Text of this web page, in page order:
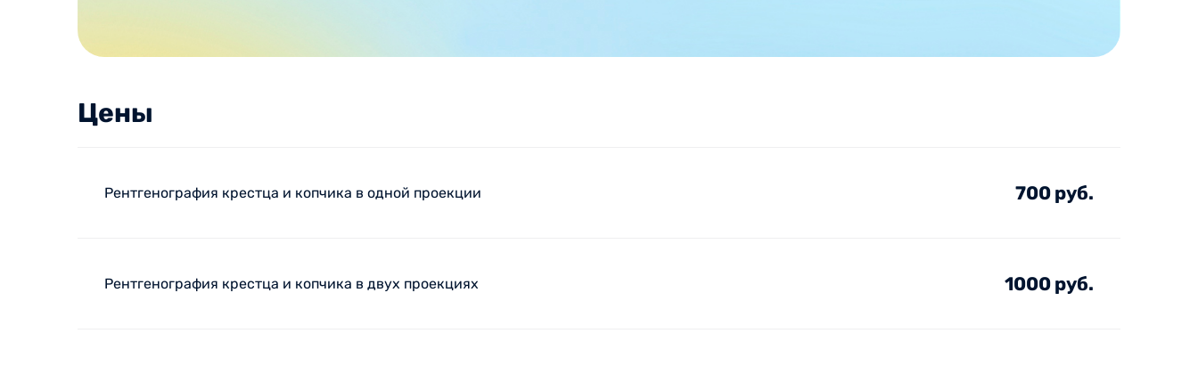
Цены
Рентгенография крестца и копчика в одной проекции 700 руб.
Рентгенография крестца и копчика в двух проекциях 1000 руб.